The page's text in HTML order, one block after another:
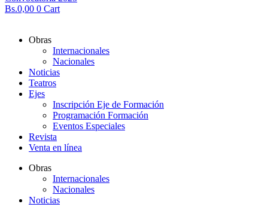
Bs.0,00 0 Cart
Obras
Internacionales
Nacionales
Noticias
Teatros
Ejes
Inscripción Eje de Formación
Programación Formación
Eventos Especiales
Revista
Venta en línea
Obras
Internacionales
Nacionales
Noticias